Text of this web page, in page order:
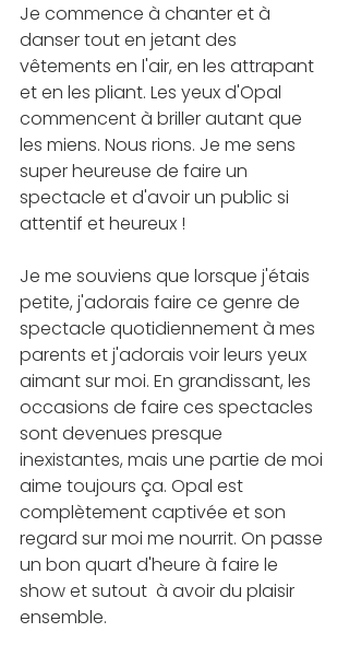
Je commence à chanter et à
danser tout en jetant des
vêtements en l'air, en les attrapant
et en les pliant. Les yeux d'Opal
commencent à briller autant que
les miens. Nous rions. Je me sens
super heureuse de faire un
spectacle et d'avoir un public si
attentif et heureux !
Je me souviens que lorsque j'étais
petite, j'adorais faire ce genre de
spectacle quotidiennement à mes
parents et j'adorais voir leurs yeux
aimant sur moi. En grandissant, les
occasions de faire ces spectacles
sont devenues presque
inexistantes, mais une partie de moi
aime toujours ça. Opal est
complètement captivée et son
regard sur moi me nourrit. On passe
un bon quart d'heure à faire le
show et sutout  à avoir du plaisir
ensemble.